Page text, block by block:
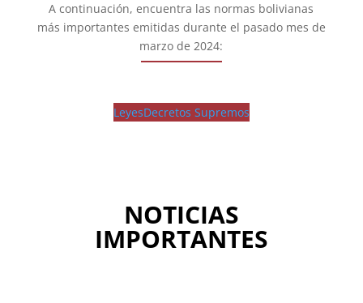
A continuación, encuentra las normas bolivianas
más importantes emitidas durante el pasado mes de
marzo de 2024:
LeyesDecretos Supremos
NOTICIAS
IMPORTANTES